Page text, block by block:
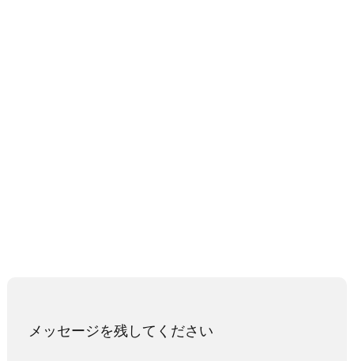
メッセージを残してください